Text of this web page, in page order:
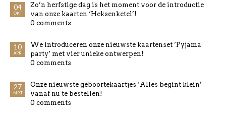
04
OKT
Zo’n herfstige dag is het moment voor de introductie
van onze kaarten ‘Heksenketel’!
0 comments
10
APR
We introduceren onze nieuwste kaartenset ‘Pyjama
party’ met vier unieke ontwerpen!
0 comments
27
MRT
Onze nieuwste geboortekaartjes ‘Alles begint klein’
vanaf nu te bestellen!
0 comments